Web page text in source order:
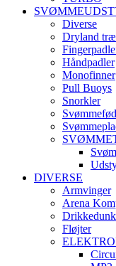
Diverse
Dryland
Håndpadler
Monofinner
Pull Buoys
Snorkler
DIVERSE
Armvinger
Arena
Fløjter